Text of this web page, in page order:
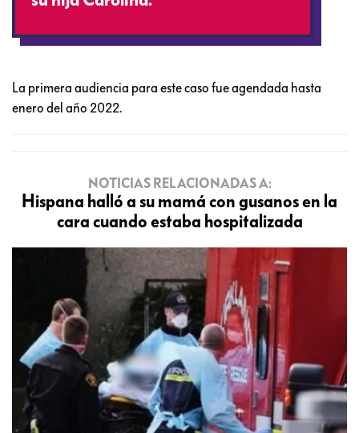
La primera audiencia para este caso fue agendada hasta
enero del año 2022.
NOTICIAS RELACIONADAS A:
Hispana halló a su mamá con gusanos en la
cara cuando estaba hospitalizada